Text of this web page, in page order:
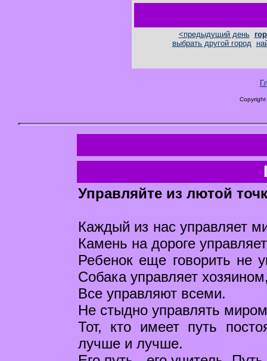
<предыдущий день
выбрать другой город
Управляйте из лютой
Каждый из нас управляет
Камень на дороге
Ребенок еще говорить не
Собака управляет
Все управляют всеми.
Не стыдно управлять
Тот, кто имеет путь
лучше и лучше.